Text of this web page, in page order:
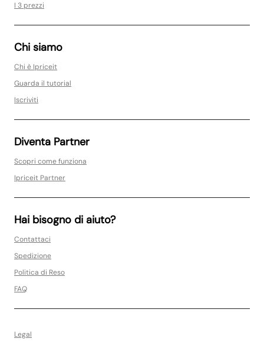
I 3 prezzi
Chi siamo
Chi è Ipriceit
Guarda il tutorial
Iscriviti
Diventa Partner
Scopri come funziona
Ipriceit Partner
Hai bisogno di aiuto?
Contattaci
Spedizione
Politica di Reso
FAQ
Legal